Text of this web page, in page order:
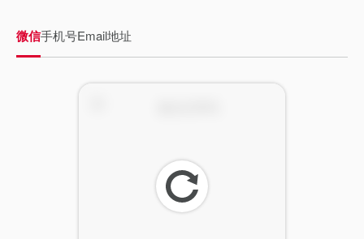
微信手机号Email地址
刷
新